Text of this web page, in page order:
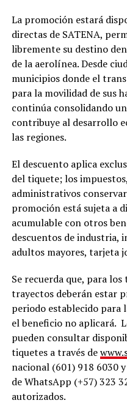
La promoción estará
directas de SATENA,
libremente su destino
de la aerolínea. Desde
municipios donde el
para la movilidad de sus
continúa consolidando
contribuye al desarrollo
las regiones.
El descuento aplica
del tiquete; los
administrativos
promoción está sujeta a
acumulable con otros
descuentos de industria,
adultos mayores, tarjeta
Se recuerda que, para
trayectos deberán estar
periodo establecido
el beneficio no aplicará.
pueden consultar
tiquetes a través de
nacional (601) 918 6030
de WhatsApp (+57) 323
autorizados.